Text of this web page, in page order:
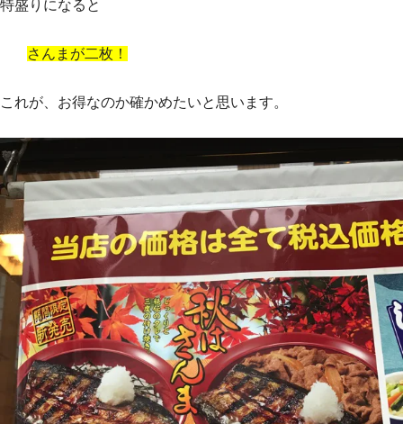
特盛りになると
さんまが二枚！
これが、お得なのか確かめたいと思います。